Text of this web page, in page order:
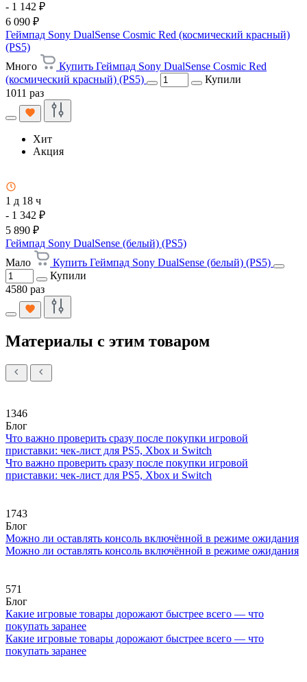
- 1 142 ₽
6 090 ₽
Геймпад Sony DualSense Cosmic Red (космический красный)
(PS5)
Много
Купить Геймпад Sony DualSense Cosmic Red
(космический красный) (PS5)
Купили
1011 раз
Хит
Акция
1 д 18 ч
- 1 342 ₽
5 890 ₽
Геймпад Sony DualSense (белый) (PS5)
Мало
Купить Геймпад Sony DualSense (белый) (PS5)
Купили
4580 раз
Материалы с этим товаром
1346
Блог
Что важно проверить сразу после покупки игровой
приставки: чек-лист для PS5, Xbox и Switch
Что важно проверить сразу после покупки игровой
приставки: чек-лист для PS5, Xbox и Switch
1743
Блог
Можно ли оставлять консоль включённой в режиме ожидания
Можно ли оставлять консоль включённой в режиме ожидания
571
Блог
Какие игровые товары дорожают быстрее всего — что
покупать заранее
Какие игровые товары дорожают быстрее всего — что
покупать заранее